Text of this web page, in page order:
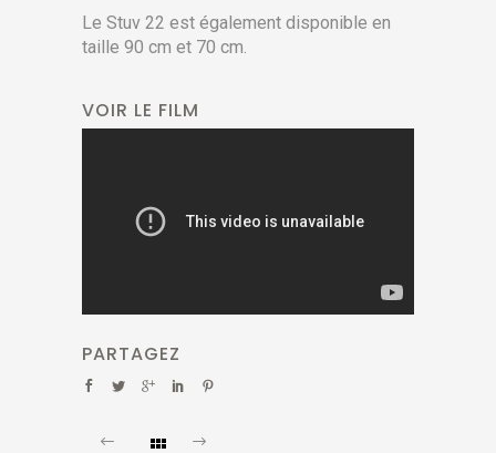
Le Stuv 22 est également disponible en
taille 90 cm et 70 cm.
VOIR LE FILM
PARTAGEZ